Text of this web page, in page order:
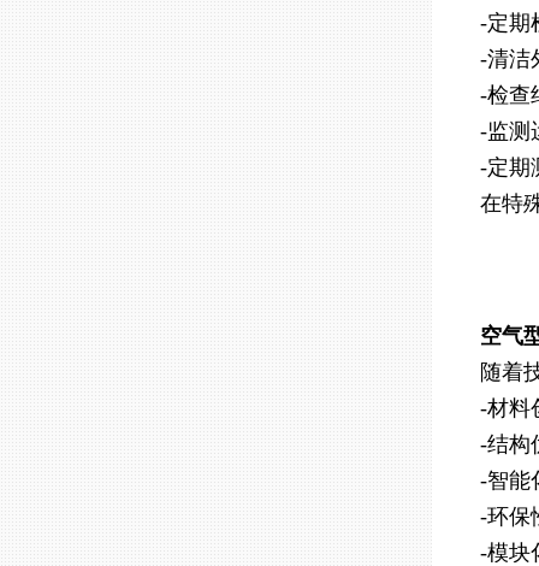
-定期
-清洁
-检查
-监测
-定期
在特
空气
随着
-材料
-结构
-智能
-环保
-模块